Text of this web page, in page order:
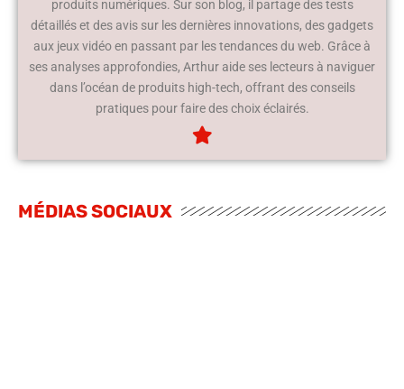
produits numériques. Sur son blog, il partage des tests
détaillés et des avis sur les dernières innovations, des gadgets
aux jeux vidéo en passant par les tendances du web. Grâce à
ses analyses approfondies, Arthur aide ses lecteurs à naviguer
dans l’océan de produits high-tech, offrant des conseils
pratiques pour faire des choix éclairés.
MÉDIAS SOCIAUX